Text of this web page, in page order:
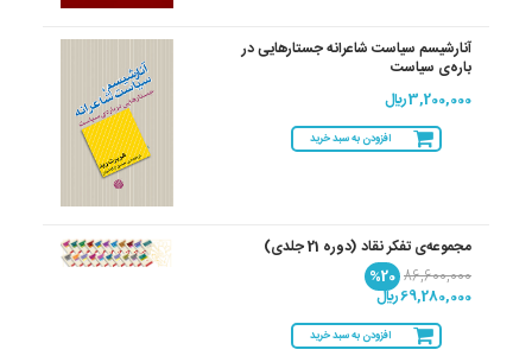
آنارشیسم سیاست شاعرانه جستارهایی در
باره‌ی سیاست
3,200,000 ريال
افزودن به سبد خرید
مجموعه‌ی تفکر نقاد (دوره 21 جلدی)
86,600,000
%20
69,280,000 ريال
افزودن به سبد خرید